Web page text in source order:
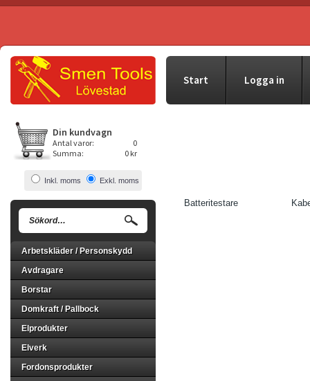
Start Logga in
Din kundvagn
Antal varor:
0
Summa:
0 kr
Inkl. moms Exkl. moms
Arbetskläder / Personskydd
Avdragare
Borstar
Domkraft / Pallbock
Elprodukter
Elverk
Fordonsprodukter
Batteritestare